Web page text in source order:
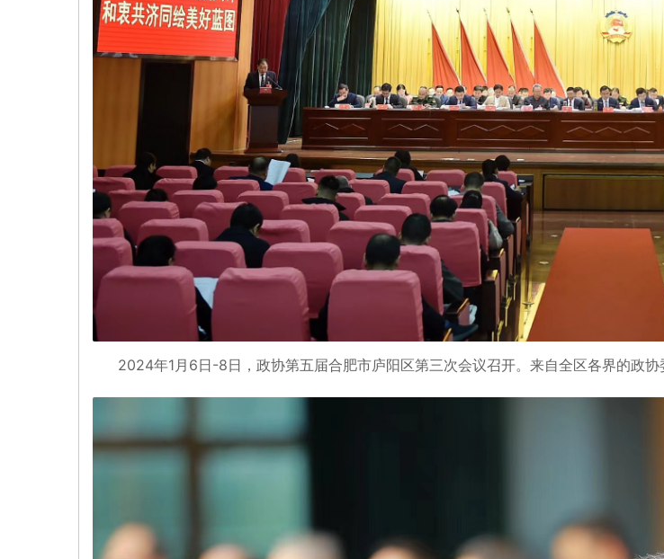
2024年1月6日-8日，政协第五届合肥市庐阳区第三次会议召开。来自全区各界的政协